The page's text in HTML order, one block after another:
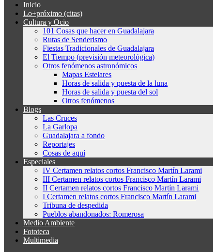
Inicio
Lo+próximo (citas)
Cultura y Ocio
101 Cosas que hacer en Guadalajara
Rutas de Senderismo
Fiestas Tradicionales de Guadalajara
El Tiempo (previsión meteorológica)
Otros fenómenos astronómicos
Mapas Estelares
Horas de salida y puesta de la luna
Horas de salida y puesta del sol
Otros fenómenos
Blogs
Las Cruces
La Garlopa
Guadalajara a fondo
Reportajes
Cosas de aquí
Especiales
IV Certamen relatos cortos Francisco Martín Larami
III Certamen relatos cortos Francisco Martín Larami
II Certamen relatos cortos Francisco Martín Larami
I Certamen relatos cortos Francisco Martín Larami
Tribuna de despedida
Pueblos abandonados: Romerosa
Medio Ambiente
Fototeca
Multimedia